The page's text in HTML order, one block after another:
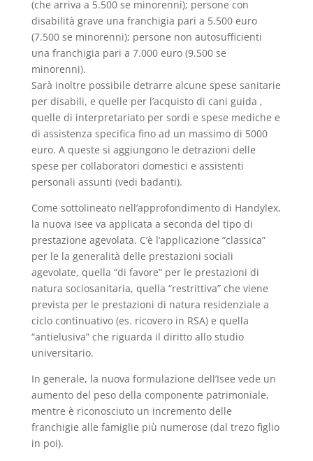
(che arriva a 5.500 se minorenni); persone con
disabilità grave una franchigia pari a 5.500 euro
(7.500 se minorenni); persone non autosufficienti
una franchigia pari a 7.000 euro (9.500 se
minorenni).
Sarà inoltre possibile detrarre alcune spese sanitarie
per disabili, e quelle per l’acquisto di cani guida ,
quelle di interpretariato per sordi e spese mediche e
di assistenza specifica fino ad un massimo di 5000
euro. A queste si aggiungono le detrazioni delle
spese per collaboratori domestici e assistenti
personali assunti (vedi badanti).
Come sottolineato nell’approfondimento di Handylex,
la nuova Isee va applicata a seconda del tipo di
prestazione agevolata. C’è l’applicazione “classica”
per le la generalità delle prestazioni sociali
agevolate, quella “di favore” per le prestazioni di
natura sociosanitaria, quella “restrittiva” che viene
prevista per le prestazioni di natura residenziale a
ciclo continuativo (es. ricovero in RSA) e quella
“antielusiva” che riguarda il diritto allo studio
universitario.
In generale, la nuova formulazione dell’Isee vede un
aumento del peso della componente patrimoniale,
mentre è riconosciuto un incremento delle
franchigie alle famiglie più numerose (dal trezo figlio
in poi).